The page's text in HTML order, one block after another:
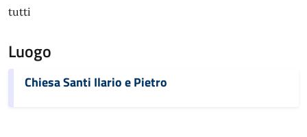
tutti
Luogo
Chiesa Santi Ilario e Pietro